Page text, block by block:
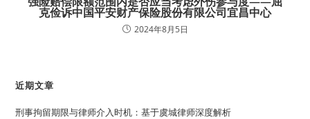
克俭诉中国平安财产保险股份有限公司宜昌中心
2024年8月5日
近期文章
刑事拘留期限与律师介入时机：基于虞城律师深度解析